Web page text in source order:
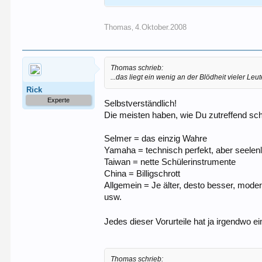
der Ehrfurchtsfaktor noch ein wenig grösser,
es würde prima klingen ( im Rahmen des mir
ach ja.. noch was: seit einger Zeit beginnt bei
sich seitdem der Sound enorm in Richtung
Thomas 4.Oktober.2008
Rick
Experte
Thomas schrieb:
...das liegt ein wenig an der Blödheit vieler
Selbstverständlich!
Die meisten haben, wie Du zutreffend
Selmer = das einzig Wahre
Yamaha = technisch perfekt, aber
Taiwan = nette Schülerinstrumente
China = Billigschrott
Allgemein = Je älter, desto besser,
usw.
Jedes dieser Vorurteile hat ja irgendwo
Thomas schrieb: